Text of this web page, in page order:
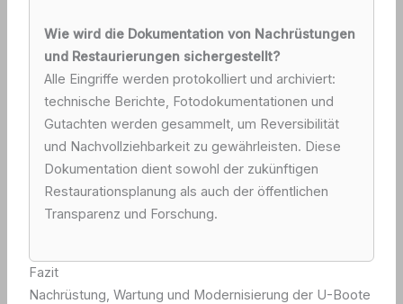
Wie wird die Dokumentation von Nachrüstungen
und Restaurierungen sichergestellt?
Alle Eingriffe werden protokolliert und archiviert:
technische Berichte, Fotodokumentationen und
Gutachten werden gesammelt, um Reversibilität
und Nachvollziehbarkeit zu gewährleisten. Diese
Dokumentation dient sowohl der zukünftigen
Restaurationsplanung als auch der öffentlichen
Transparenz und Forschung.
Fazit
Nachrüstung, Wartung und Modernisierung der U-Boote